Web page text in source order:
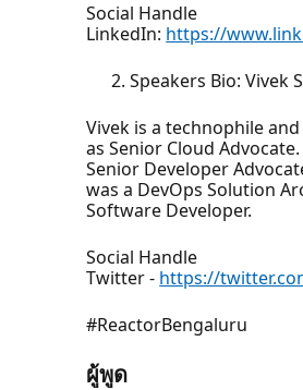
Social Handle
LinkedIn: https://
Speakers Bio: Vivek
Vivek is a technophile
as Senior Cloud
Senior Developer
was a DevOps Solution
Software Developer.
Social Handle
Twitter - https://
#ReactorBengaluru
ผู้พูด